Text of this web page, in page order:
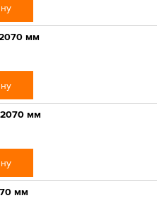
мм
мм
мм